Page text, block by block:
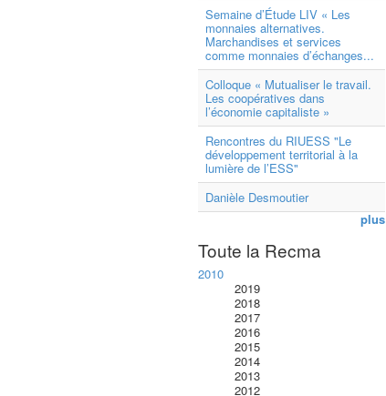
Semaine d’Étude LIV « Les
monnaies alternatives.
Marchandises et services
comme monnaies d’échanges...
Colloque « Mutualiser le travail.
Les coopératives dans
l’économie capitaliste »
Rencontres du RIUESS "Le
développement territorial à la
lumière de l’ESS"
Danièle Desmoutier
plus
Toute la Recma
2010
2019
2018
2017
2016
2015
2014
2013
2012